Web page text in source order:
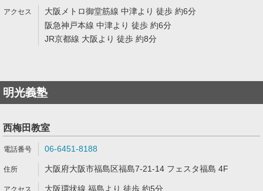
大阪メトロ御堂筋線 中津より 徒歩 約6分
阪急神戸本線 中津より 徒歩 約6分
JR京都線 大阪より 徒歩 約8分
明光義塾
西梅田教室
06-6451-8188
大阪府大阪市福島区福島7-21-14 フェスタ福島 4F
大阪環状線 福島より 徒歩 約5分